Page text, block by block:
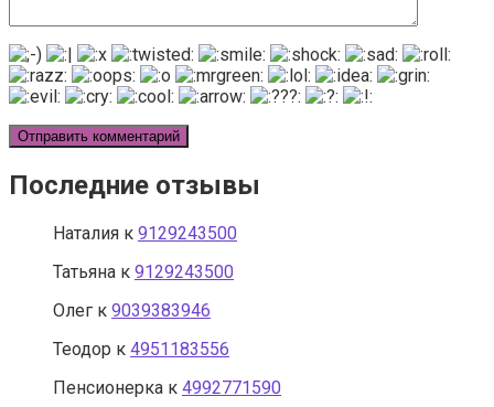
Последние отзывы
Наталия к 9129243500
Татьяна к 9129243500
Олег к 9039383946
Теодор к 4951183556
Пенсионерка к 4992771590